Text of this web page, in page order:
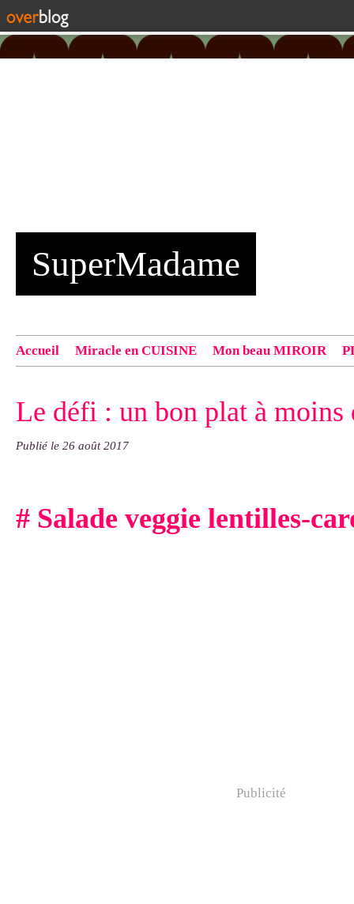
SuperMadame
Accueil Miracle en CUISINE Mon beau MIROIR
exemple : "Bonnet cloche From Annie", "Veste Rue
Le défi : un bon plat à moins
Publié le 26 août 2017
# Salade veggie lentilles-
Publicité